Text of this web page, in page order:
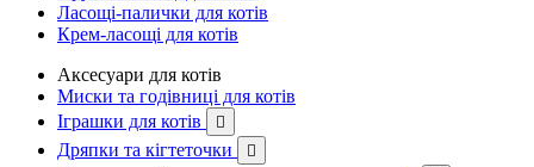
Ласощі-палички для котів
Крем-ласощі для котів
Аксесуари для котів
Миски та годівниці для котів
Іграшки для котів

Дряпки та кігтеточки 